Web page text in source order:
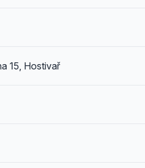
15, Hostivař